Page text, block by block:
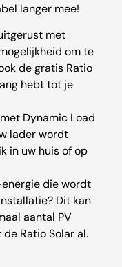
langer mee!
met
om te
de gratis Ratio
hebt tot je
Dynamic Load
lader wordt
in uw huis of op
die wordt
Dit kan
aantal PV
Ratio Solar al.